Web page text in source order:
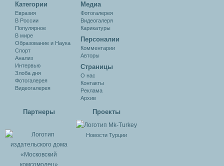
Категории
Евразия
В России
Популярное
В мире
Образование и Наука
Спорт
Анализ
Интервью
Злоба дня
Фотогалерея
Видеогалерея
Медиа
Фотогалерея
Видеогалеря
Карикатуры
Персоналии
Комментарии
Авторы
Cтраницы
О нас
Контакты
Реклама
Архив
Партнеры Проекты
Новости Турции